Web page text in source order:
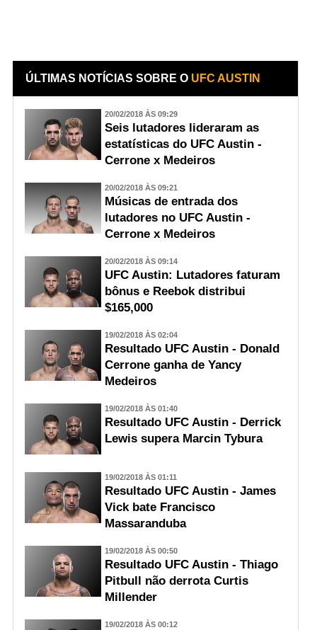
ÚLTIMAS NOTÍCIAS SOBRE O UFC AUSTIN
20/02/2018 ÀS 09:29
Seis lutadores lideraram as
estatísticas do UFC Austin -
Cerrone x Medeiros
20/02/2018 ÀS 09:21
Músicas de entrada dos
lutadores no UFC Austin -
Cerrone x Medeiros
20/02/2018 ÀS 09:14
UFC Austin: Lutadores faturam
bônus e Reebok distribui
$165,000
19/02/2018 ÀS 02:04
Resultado UFC Austin - Donald
Cerrone ganha de Yancy
Medeiros
19/02/2018 ÀS 01:40
Resultado UFC Austin - Derrick
Lewis supera Marcin Tybura
19/02/2018 ÀS 01:11
Resultado UFC Austin - James
Vick bate Francisco
Massaranduba
19/02/2018 ÀS 00:50
Resultado UFC Austin - Thiago
Pitbull não derrota Curtis
Millender
19/02/2018 ÀS 00:12